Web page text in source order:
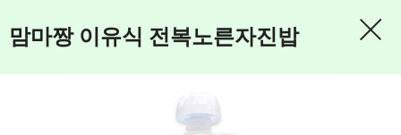
맘마짱 이유식 전복노른자진밥